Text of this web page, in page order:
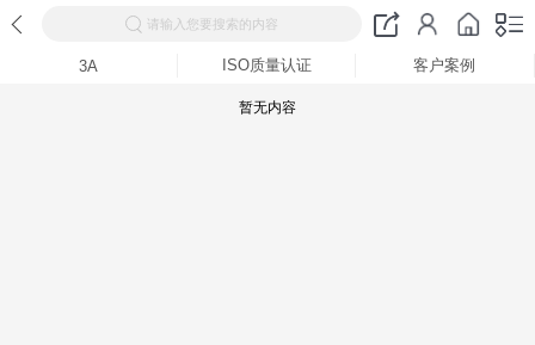
请输入您要搜索的内容
3A ISO质量认证 客户案例
暂无内容